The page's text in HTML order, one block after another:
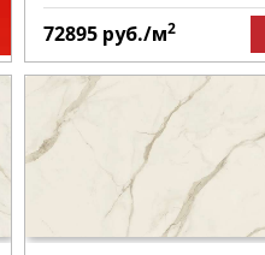
72895 руб./м2